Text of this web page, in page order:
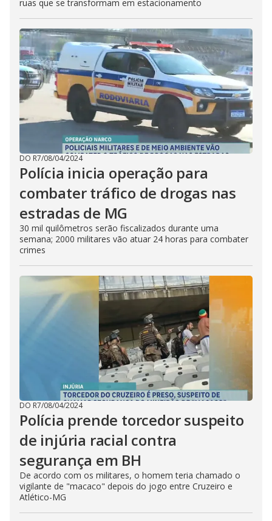
ruas que se transformam em estacionamento
DO R7/08/04/2024
Polícia inicia operação para
combater tráfico de drogas nas
estradas de MG
30 mil quilômetros serão fiscalizados durante uma
semana; 2000 militares vão atuar 24 horas para combater
crimes
DO R7/08/04/2024
Polícia prende torcedor suspeito
de injúria racial contra
segurança em BH
De acordo com os militares, o homem teria chamado o
vigilante de "macaco" depois do jogo entre Cruzeiro e
Atlético-MG